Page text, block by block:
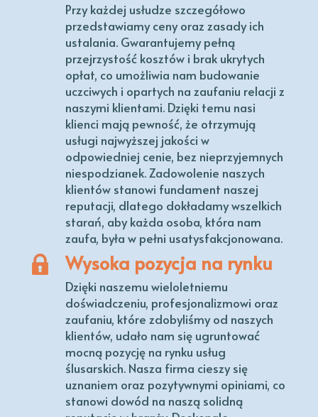
Przy każdej usłudze szczegółowo
przedstawiamy ceny oraz zasady ich
ustalania. Gwarantujemy pełną
przejrzystość kosztów i brak ukrytych
opłat, co umożliwia nam budowanie
uczciwych i opartych na zaufaniu relacji z
naszymi klientami. Dzięki temu nasi
klienci mają pewność, że otrzymują
usługi najwyższej jakości w
odpowiedniej cenie, bez nieprzyjemnych
niespodzianek. Zadowolenie naszych
klientów stanowi fundament naszej
reputacji, dlatego dokładamy wszelkich
starań, aby każda osoba, która nam
zaufa, była w pełni usatysfakcjonowana.
Wysoka pozycja na rynku
Dzięki naszemu wieloletniemu
doświadczeniu, profesjonalizmowi oraz
zaufaniu, które zdobyliśmy od naszych
klientów, udało nam się ugruntować
mocną pozycję na rynku usług
ślusarskich. Nasza firma cieszy się
uznaniem oraz pozytywnymi opiniami, co
stanowi dowód na naszą solidną